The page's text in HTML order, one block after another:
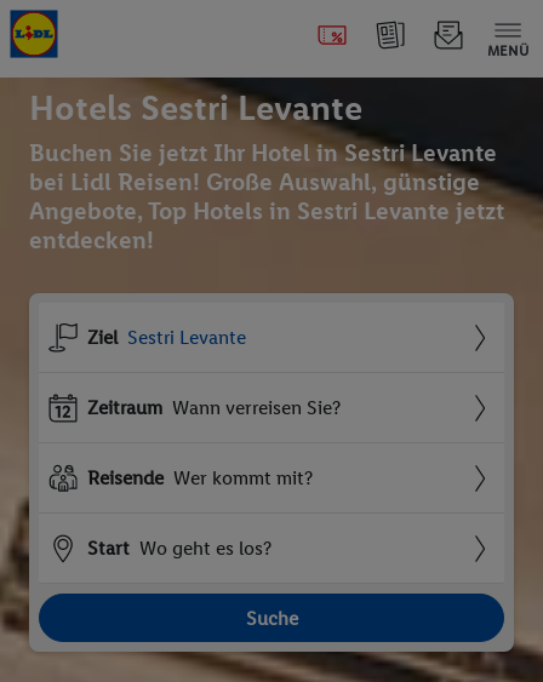
MENÜ
Hotels Sestri Levante
Buchen Sie jetzt Ihr Hotel in Sestri Levante
bei Lidl Reisen! Große Auswahl, günstige
Angebote, Top Hotels in Sestri Levante jetzt
entdecken!
Ziel Sestri Levante
Zeitraum Wann verreisen Sie?
Reisende Wer kommt mit?
Start Wo geht es los?
Suche